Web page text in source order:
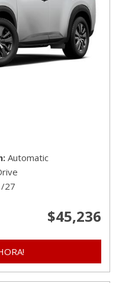
Automatic
27
$45,236